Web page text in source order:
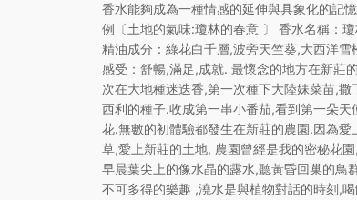
香水能夠成為一種情感的延伸與具象化的記
例〔土地的氣味:瓊林的春意 〕 香水名稱：
精油成分：綠花白千層,波旁天竺葵,大西洋雪
感受：舒暢,滿足,成就. 最懷念的地方在新莊
次在大地種迷迭香,第一次種下大陸妹菜苗,撒
西利的種子.收成第一串小番茄,看到第一朵天
花.無數的初體驗都發生在新莊的農園.因為愛
草,愛上新莊的土地, 農園曾經是我的密秘花
早晨葉尖上的像水晶的露水,聽黃昏回巢的鳥
不可多得的樂趣 ,澆水是與植物對話的時刻,